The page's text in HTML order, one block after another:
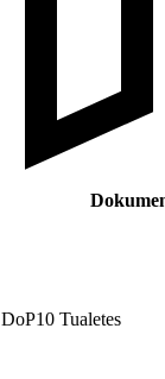
DoP10 Tualetes